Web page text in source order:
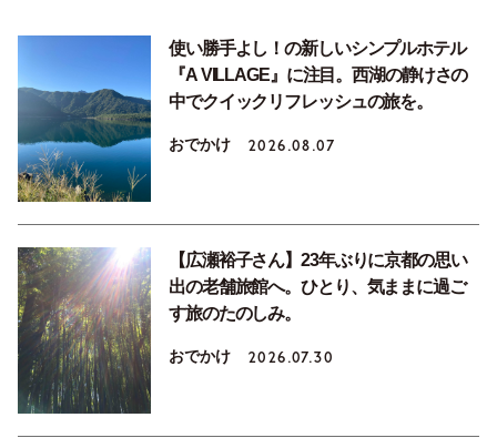
使い勝手よし！の新しいシンプルホテル
『A VILLAGE』に注目。西湖の静けさの
中でクイックリフレッシュの旅を。
おでかけ 2026.08.07
【広瀬裕子さん】23年ぶりに京都の思い
出の老舗旅館へ。ひとり、気ままに過ご
す旅のたのしみ。
おでかけ 2026.07.30